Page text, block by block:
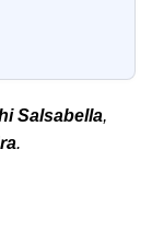
Salsabella,
.